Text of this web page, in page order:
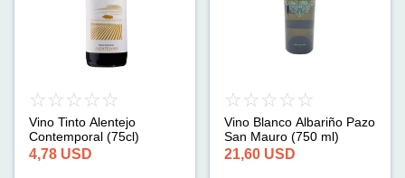
Vino Tinto Alentejo
Contemporal (75cl)
4,78 USD
Vino Blanco Albariño Pazo
San Mauro (750 ml)
21,60 USD